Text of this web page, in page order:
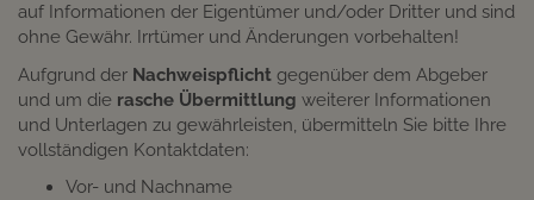
auf Informationen der Eigentümer und/oder Dritter und sind
ohne Gewähr. Irrtümer und Änderungen vorbehalten!
Aufgrund der Nachweispflicht gegenüber dem Abgeber
und um die rasche Übermittlung weiterer Informationen
und Unterlagen zu gewährleisten, übermitteln Sie bitte Ihre
vollständigen Kontaktdaten:
Vor- und Nachname